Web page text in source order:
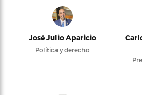
José Julio Aparicio
Política y derecho